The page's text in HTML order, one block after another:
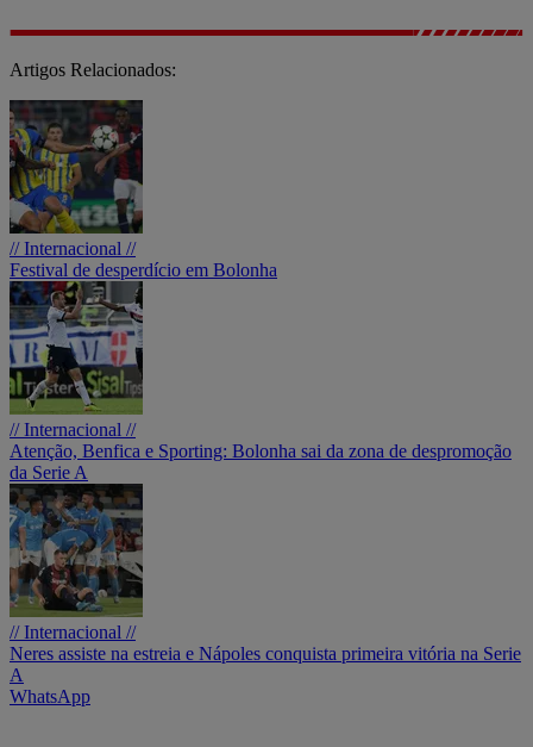
Artigos Relacionados:
// Internacional //
Festival de desperdício em Bolonha
// Internacional //
Atenção, Benfica e Sporting: Bolonha sai da zona de despromoção
da Serie A
// Internacional //
Neres assiste na estreia e Nápoles conquista primeira vitória na Serie
A
WhatsApp